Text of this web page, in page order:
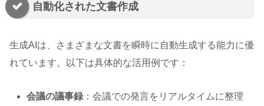
自動化された文書作成
生成AIは、さまざまな文書を瞬時に自動生成する能力に優
れています。以下は具体的な活用例です：
会議の議事録 ：会議での発言をリアルタイムに整理